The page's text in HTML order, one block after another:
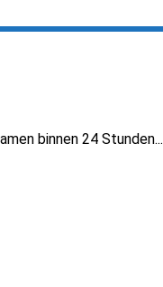
binnen 24 Stunden...